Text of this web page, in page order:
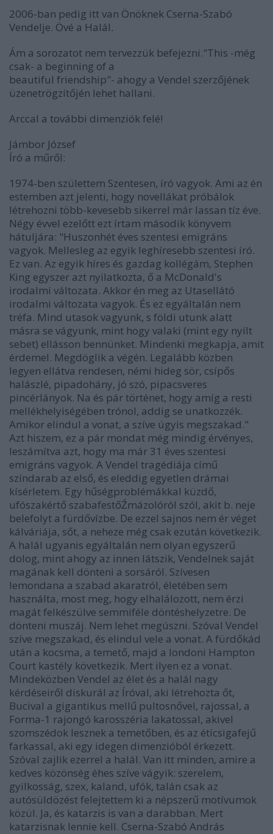
2006-ban pedig itt van Önöknek Cserna-Szabó
Vendelje. Övé a Halál.
Ám a sorozatot nem tervezzük befejezni."This -még
csak- a beginning of a
beautiful friendship"- ahogy a Vendel szerzőjének
üzenetrögzítőjén lehet hallani.
Arccal a további dimenziók felé!
Jámbor József
Író a műről:
1974-ben születtem Szentesen, író vagyok. Ami az én
estemben azt jelenti, hogy novellákat próbálok
létrehozni több-kevesebb sikerrel már lassan tíz éve.
Négy évvel ezelőtt ezt írtam második könyvem
hátuljára: "Huszonhét éves szentesi emigráns
vagyok. Mellesleg az egyik leghíresebb szentesi író.
Ez van. Az egyik híres és gazdag kollégám, Stephen
King egyszer azt nyilatkozta, ő a McDonald's
irodalmi változata. Akkor én meg az Utasellátó
irodalmi változata vagyok. És ez egyáltalán nem
tréfa. Mind utasok vagyunk, s földi utunk alatt
másra se vágyunk, mint hogy valaki (mint egy nyílt
sebet) ellásson bennünket. Mindenki megkapja, amit
érdemel. Megdöglik a végén. Legalább közben
legyen ellátva rendesen, némi hideg sör, csípős
halászlé, pipadohány, jó szó, pipacsveres
pincérlányok. Na és pár történet, hogy amíg a resti
mellékhelyiségében trónol, addig se unatkozzék.
Amikor elindul a vonat, a szíve úgyis megszakad."
Azt hiszem, ez a pár mondat még mindig érvényes,
leszámítva azt, hogy ma már 31 éves szentesi
emigráns vagyok. A Vendel tragédiája című
színdarab az első, és eleddig egyetlen drámai
kísérletem. Egy hűségproblémákkal küzdő,
ufószakértő szabafestőŹmázolóról szól, akit b. neje
belefolyt a fürdővízbe. De ezzel sajnos nem ér véget
kálváriája, sőt, a neheze még csak ezután következik.
A halál ugyanis egyáltalán nem olyan egyszerű
dolog, mint ahogy az innen látszik, Vendelnek saját
magának kell dönteni a sorsáról. Szívesen
lemondana a szabad akaratról, életében sem
használta, most meg, hogy elhalálozott, nem érzi
magát felkészülve semmiféle döntéshelyzetre. De
dönteni muszáj. Nem lehet megúszni. Szóval Vendel
szíve megszakad, és elindul vele a vonat. A fürdőkád
után a kocsma, a temető, majd a londoni Hampton
Court kastély következik. Mert ilyen ez a vonat.
Mindeközben Vendel az élet és a halál nagy
kérdéseiről diskurál az Íróval, aki létrehozta őt,
Bucival a gigantikus mellű pultosnővel, rajossal, a
Forma-1 rajongó karosszéria lakatossal, akivel
szomszédok lesznek a temetőben, és az étícsigafejű
farkassal, aki egy idegen dimenzióból érkezett.
Szóval zajlik ezerrel a halál. Van itt minden, amire a
kedves közönség éhes szíve vágyik: szerelem,
gyilkosság, szex, kaland, ufók, talán csak az
autósüldözést felejtettem ki a népszerű motívumok
közül. Ja, és katarzis is van a darabban. Mert
katarzisnak lennie kell. Cserna-Szabó András